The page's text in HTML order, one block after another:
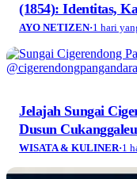
(1854): Identitas,
AYO NETIZEN·1 hari
Jelajah Sungai
Dusun
WISATA & KULINER·1